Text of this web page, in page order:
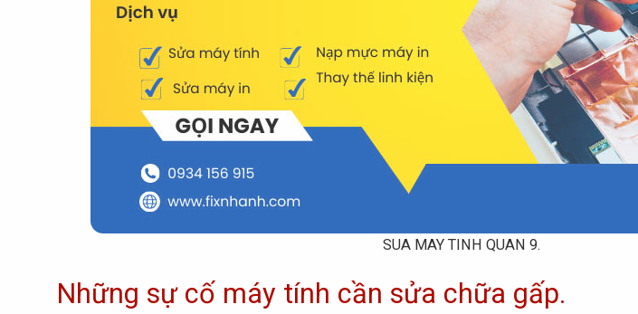
SUA MAY TINH QUAN 9.
Những sự cố máy tính cần sửa chữa gấp.